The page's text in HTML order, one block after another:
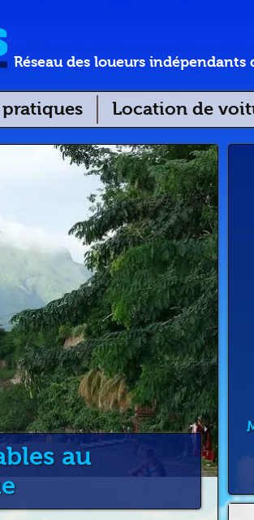
Réseau des loueurs indépendants
Location de
au